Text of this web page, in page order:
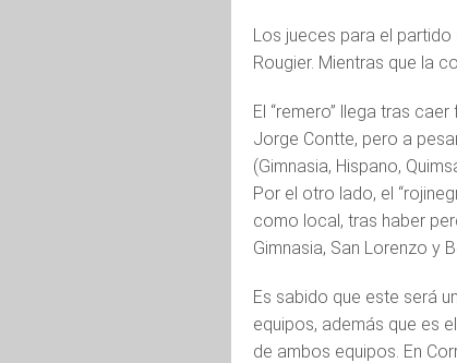
Los jueces para el
Rougier. Mientras que la
El “remero” llega tras
Jorge Contte, pero a
(Gimnasia, Hispano,
Por el otro lado, el
como local, tras haber
Gimnasia, San Lorenzo y
Es sabido que este será
equipos, además que es
de ambos equipos. En